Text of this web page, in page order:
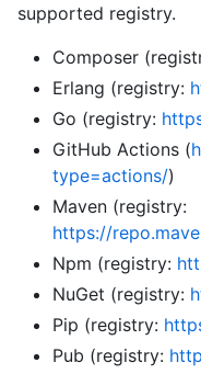
supported registry.
Composer
Erlang (registry:
Go (registry:
GitHub Actions (
type=actions/)
Maven (registry:
https://
Npm (registry:
NuGet (registry:
Pip (registry:
Pub (registry: